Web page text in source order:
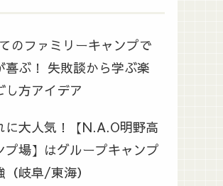
のファミリーキャンプで
喜ぶ！ 失敗談から学ぶ楽
し方アイデア
に大人気！【N.A.O明野高
プ場】はグループキャンプ
（岐阜/東海）